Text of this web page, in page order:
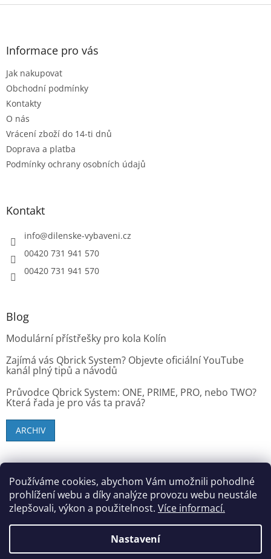
Používáme cookies, abychom Vám umožnili pohodlné
prohlížení webu a díky analýze provozu webu neustále
zlepšovali, výkon a použitelnost. Více informací.
Nastavení
l
p
i
Z
Informace pro vás
Jak nakupovat
Obchodní podmínky
Kontakty
O nás
Vrácení zboží do 14-ti dnů
Doprava a platba
Podmínky ochrany osobních údajů
Kontakt
info@dilenske-vybaveni.cz
00420 731 941 570
00420 731 941 570
Blog
Modulární přístřešky pro kola Kolín
Zajímá vás Qbrick System? Objevte oficiální YouTube
kanál plný tipů a návodů
Průvodce Qbrick System: ONE, PRIME, PRO, nebo TWO?
Která řada je pro vás ta pravá?
ARCHIV